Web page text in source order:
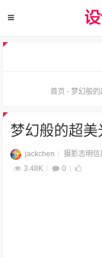
首页 - 梦幻般的
梦幻般的超
jackchen 摄影志明信
3.48K
0